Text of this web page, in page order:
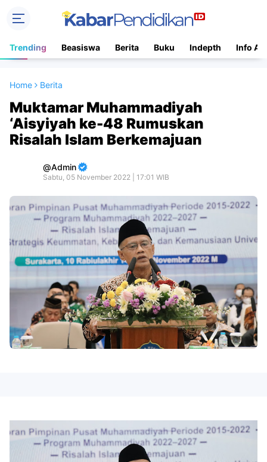
Trending Beasiswa Berita Buku Indepth Info
Home Berita
Muktamar Muhammadiyah
‘Aisyiyah ke-48 Rumuskan
Risalah Islam Berkemajuan
Admin
Sabtu, 05 November 2022 | 17:01 WIB